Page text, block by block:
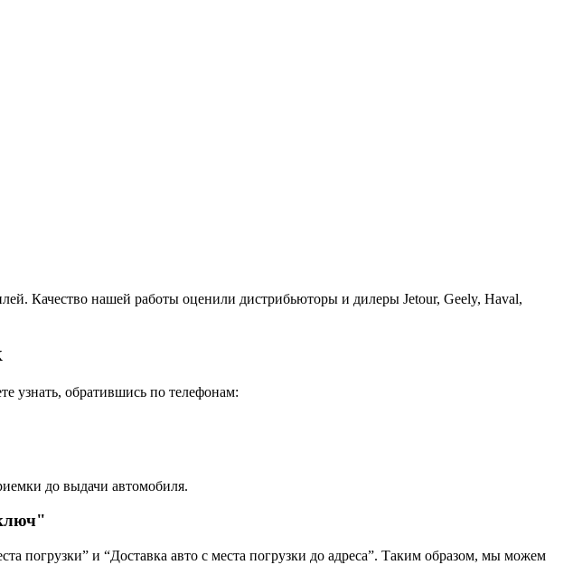
Качество нашей работы оценили дистрибьюторы и дилеры Jetour, Geely, Haval,
узнать, обратившись по телефонам:
до выдачи автомобиля.
погрузки” и “Доставка авто с места погрузки до адреса”. Таким образом, мы можем